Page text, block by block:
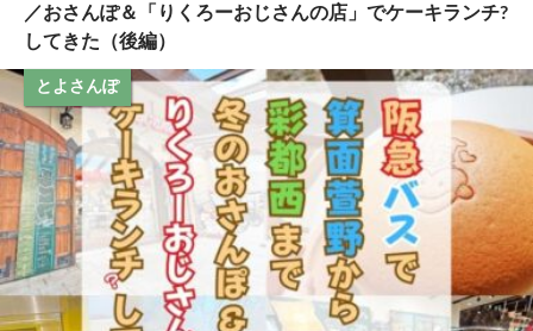
／おさんぽ＆「りくろーおじさんの店」でケーキランチ?
してきた（後編）
とよさんぽ